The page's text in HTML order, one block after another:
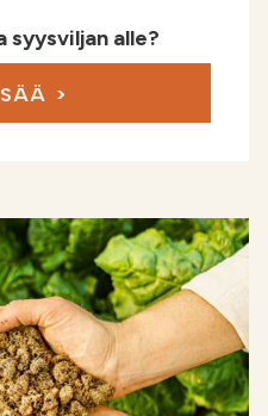
syysviljan alle?